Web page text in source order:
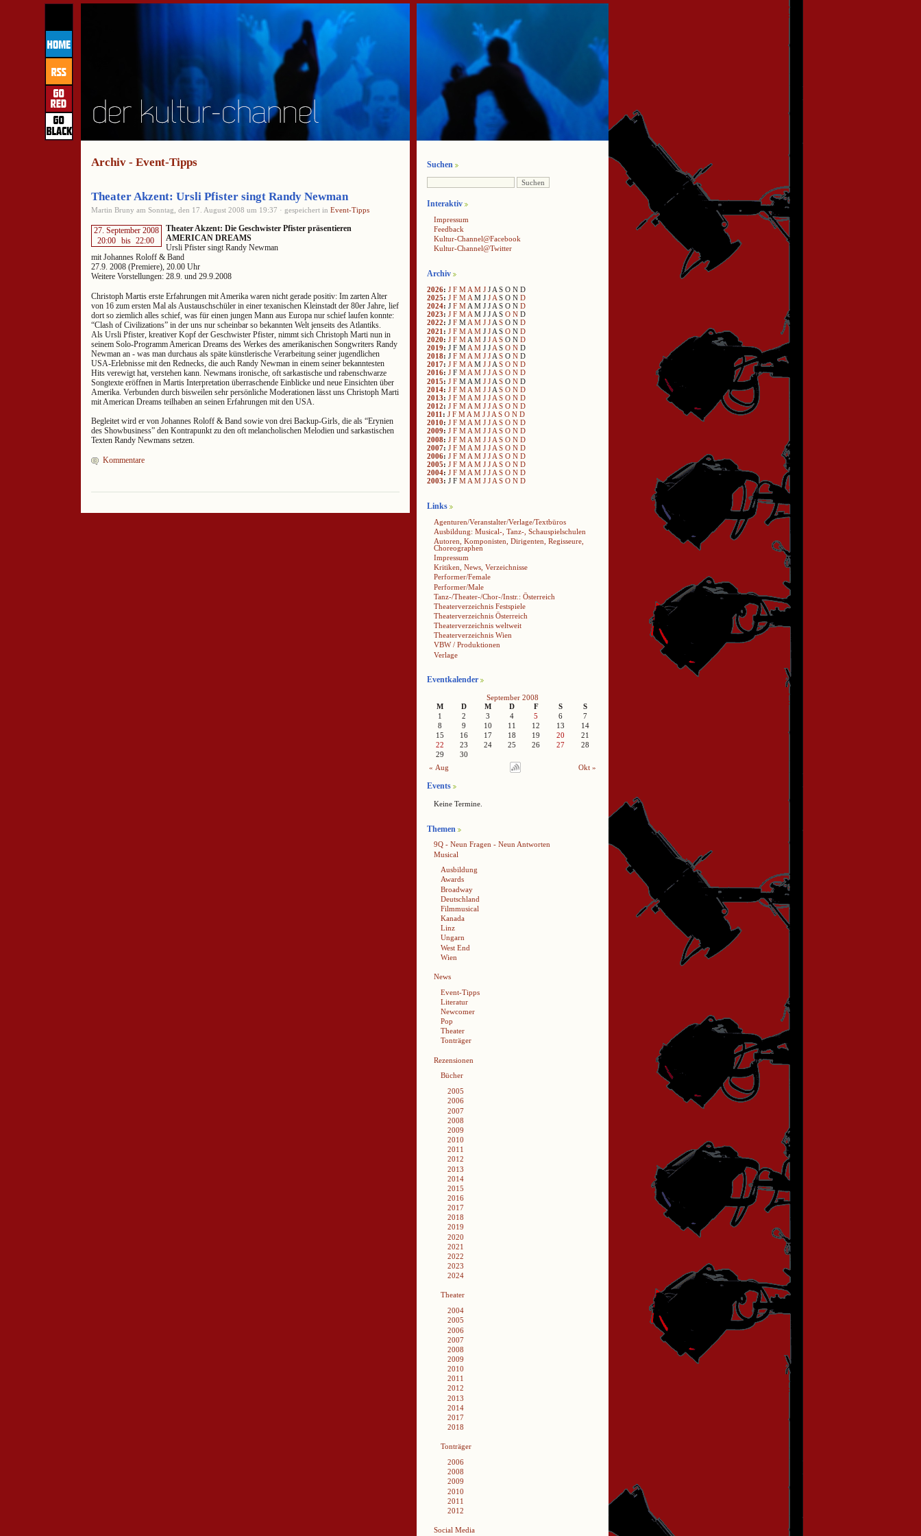
Archiv - Event-Tipps
Theater Akzent: Ursli Pfister singt Randy Newman
Martin Bruny am Sonntag, den 17. August 2008 um 19:37 · gespeichert in Event-Tipps
27. September 2008
20:00 bis 22:00
Theater Akzent: Die Geschwister Pfister präsentieren
AMERICAN DREAMS
Ursli Pfister singt Randy Newman
mit Johannes Roloff & Band
27.9. 2008 (Premiere), 20.00 Uhr
Weitere Vorstellungen: 28.9. und 29.9.2008
Christoph Martis erste Erfahrungen mit Amerika waren nicht gerade positiv: Im zarten Alter
von 16 zum ersten Mal als Austauschschüler in einer texanischen Kleinstadt der 80er Jahre, lief
dort so ziemlich alles schief, was für einen jungen Mann aus Europa nur schief laufen konnte:
“Clash of Civilizations” in der uns nur scheinbar so bekannten Welt jenseits des Atlantiks.
Als Ursli Pfister, kreativer Kopf der Geschwister Pfister, nimmt sich Christoph Marti nun in
seinem Solo-Programm American Dreams des Werkes des amerikanischen Songwriters Randy
Newman an - was man durchaus als späte künstlerische Verarbeitung seiner jugendlichen
USA-Erlebnisse mit den Rednecks, die auch Randy Newman in einem seiner bekanntesten
Hits verewigt hat, verstehen kann. Newmans ironische, oft sarkastische und rabenschwarze
Songtexte eröffnen in Martis Interpretation überraschende Einblicke und neue Einsichten über
Amerika. Verbunden durch bisweilen sehr persönliche Moderationen lässt uns Christoph Marti
mit American Dreams teilhaben an seinen Erfahrungen mit den USA.
Begleitet wird er von Johannes Roloff & Band sowie von drei Backup-Girls, die als “Erynien
des Showbusiness” den Kontrapunkt zu den oft melancholischen Melodien und sarkastischen
Texten Randy Newmans setzen.
Kommentare
Suchen
Interaktiv
Impressum
Feedback
Kultur-Channel@Facebook
Kultur-Channel@Twitter
Archiv
2026: J F M A M J J A S O N D
2025: J F M A M J J A S O N D
2024: J F M A M J J A S O N D
2023: J F M A M J J A S O N D
2022: J F MA M J JA S O N D
2021 : J F M A M J J A S O N D
2020: J F M A M J J A S O N D
2019: J F M A M J J A S O N D
2018: J F M A M J J A S O N D
2017: J F M A M J J A S O N D
2016: J F M A M J J A S O N D
2015: J F M A M J J A S O N D
2014: J F M A M J J A S O N D
2013: J F M A M J J A S O N D
2012: J F M A M J J A S O N D
2011 : J F M A M J J A S O N D
2010: J F M A M J J A S O N D
2009: J F MA M J JA S O N D
2008: J F M A M J J A S O N D
2007: J F M A M J J A S O N D
2006: J F M A M J J A S O N D
2005: J F M A M J J A S O N D
2004: J F M A M J J A S O N D
2003: J F M A M J J A S O N D
Links
Agenturen/Veranstalter/Verlage/Textbüros
Ausbildung: Musical-, Tanz-, Schauspielschulen
Autoren, Komponisten, Dirigenten, Regisseure,
Choreographen
Impressum
Kritiken, News, Verzeichnisse
Performer/Female
Performer/Male
Tanz-/Theater-/Chor-/Instr.: Österreich
Theaterverzeichnis Festspiele
Theaterverzeichnis Österreich
Theaterverzeichnis weltweit
Theaterverzeichnis Wien
VBW / Produktionen
Verlage
Eventkalender
September 2008
M
D M D F S
S
1
2 3 4 5 6
7
8
9 10 11 12 13
14
15
16 17 18 19 20
21
22
23 24 25 26 27
28
29
30
« Aug
Okt »
Events
Keine Termine.
Themen
9Q - Neun Fragen - Neun Antworten
Musical
Ausbildung
Awards
Broadway
Deutschland
Filmmusical
Kanada
Linz
Ungarn
West End
Wien
News
Event-Tipps
Literatur
Newcomer
Pop
Theater
Tonträger
Rezensionen
Bücher
2005
2006
2007
2008
2009
2010
2011
2012
2013
2014
2015
2016
2017
2018
2019
2020
2021
2022
2023
2024
Theater
2004
2005
2006
2007
2008
2009
2010
2011
2012
2013
2014
2017
2018
Tonträger
2006
2008
2009
2010
2011
2012
Social Media